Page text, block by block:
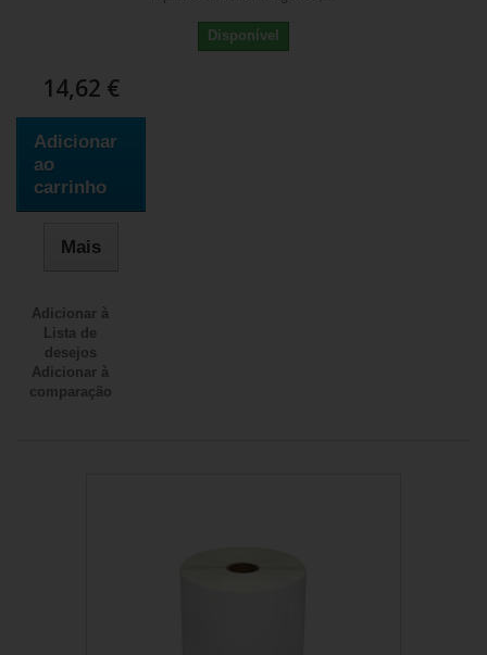
Disponível
14,62 €
Adicionar
ao
carrinho
Mais
Adicionar à
Lista de
desejos
Adicionar à
comparação